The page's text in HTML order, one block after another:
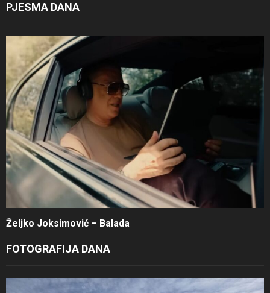
PJESMA DANA
Željko Joksimović – Balada
FOTOGRAFIJA DANA